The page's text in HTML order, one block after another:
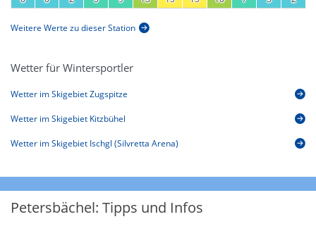
Weitere Werte zu dieser Station
Wetter für Wintersportler
Wetter im Skigebiet Zugspitze
Wetter im Skigebiet Kitzbühel
Wetter im Skigebiet Ischgl (Silvretta Arena)
Petersbächel: Tipps und Infos